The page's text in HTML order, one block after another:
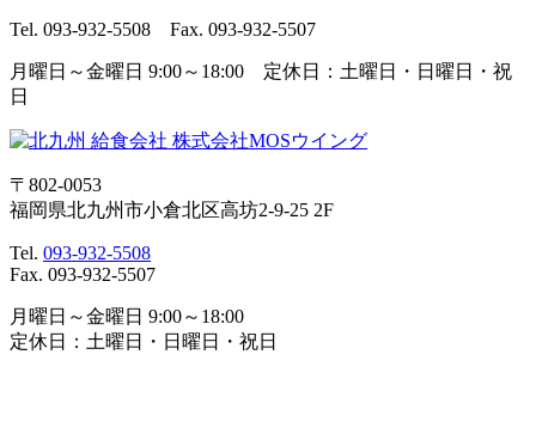
Tel. 093-932-5508 Fax. 093-932-5507
月曜日～金曜日 9:00～18:00 定休日：土曜日・日曜日・祝
日
〒802-0053
福岡県北九州市小倉北区高坊2-9-25 2F
Tel. 093-932-5508
Fax. 093-932-5507
月曜日～金曜日 9:00～18:00
定休日：土曜日・日曜日・祝日